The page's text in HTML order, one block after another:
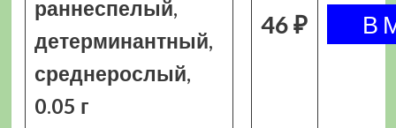
раннеспелый,
детерминантный,
среднерослый,
0.05 г
46 ₽